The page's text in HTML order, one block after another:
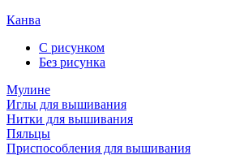
Канва
С рисунком
Без рисунка
Мулине
Иглы для вышивания
Нитки для вышивания
Пяльцы
Приспособления для вышивания